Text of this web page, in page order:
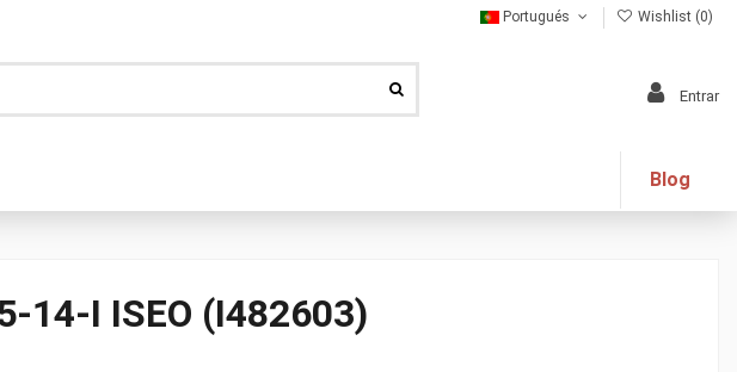
Portugués Wishlist (0)
Entrar
Blog
14-I ISEO (I482603)